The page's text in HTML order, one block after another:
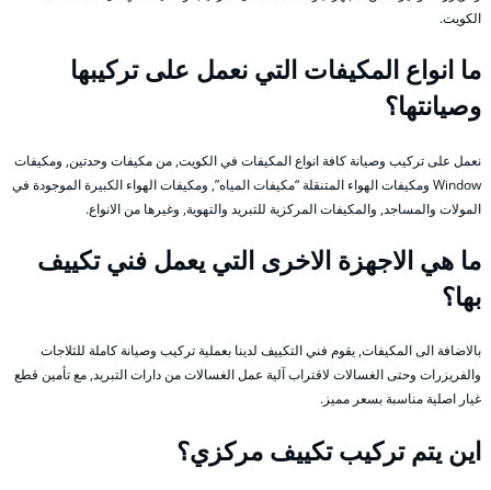
الكويت.
ما انواع المكيفات التي نعمل على تركيبها
وصيانتها؟
نعمل على تركيب وصيانة كافة انواع المكيفات في الكويت, من مكيفات وحدتين, ومكيفات
Window ومكيفات الهواء المتنقلة “مكيفات المياه”, ومكيفات الهواء الكبيرة الموجودة في
المولات والمساجد, والمكيفات المركزية للتبريد والتهوية, وغيرها من الانواع.
ما هي الاجهزة الاخرى التي يعمل فني تكييف
بها؟
بالاضافة الى المكيفات, يقوم فني التكييف لدينا بعملية تركيب وصيانة كاملة للثلاجات
والفريزرات وحتى الغسالات لاقتراب آلية عمل الغسالات من دارات التبريد, مع تأمين قطع
غيار اصلية مناسبة بسعر مميز.
اين يتم تركيب تكييف مركزي؟